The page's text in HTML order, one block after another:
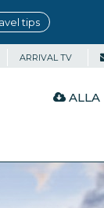
tips
ARRIVAL TV
ALLA